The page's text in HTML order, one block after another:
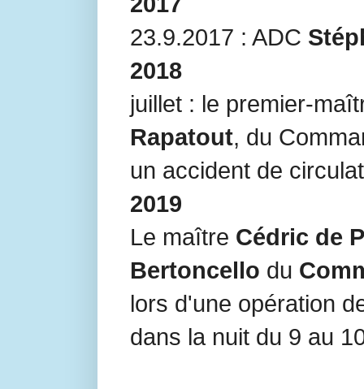
23.9.2017 : ADC
2018
juillet : le premier-
Rapatout, du
un accident de
2019
Le maître Cédric de
Bertoncello du
lors d'une opération
dans la nuit du 9 au